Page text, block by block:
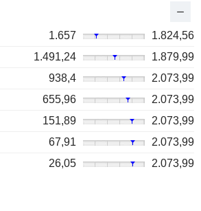
1.657
1.824,56
1.491,24
1.879,99
938,4
2.073,99
655,96
2.073,99
151,89
2.073,99
67,91
2.073,99
26,05 2.073,99